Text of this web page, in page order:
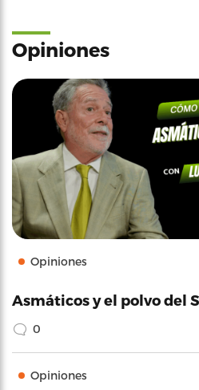
Opiniones
Opiniones
Asmáticos y el polvo del
0
Opiniones